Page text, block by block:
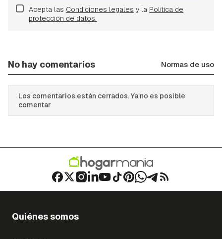
Acepta las Condiciones legales y la Política de
protección de datos.
No hay comentarios Normas de uso
Los comentarios están cerrados. Ya no es posible
comentar
Quiénes somos